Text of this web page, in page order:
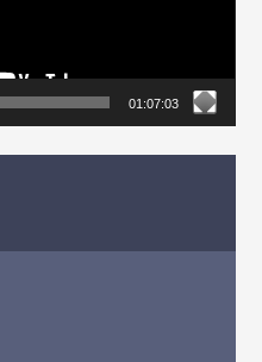
01:07:03